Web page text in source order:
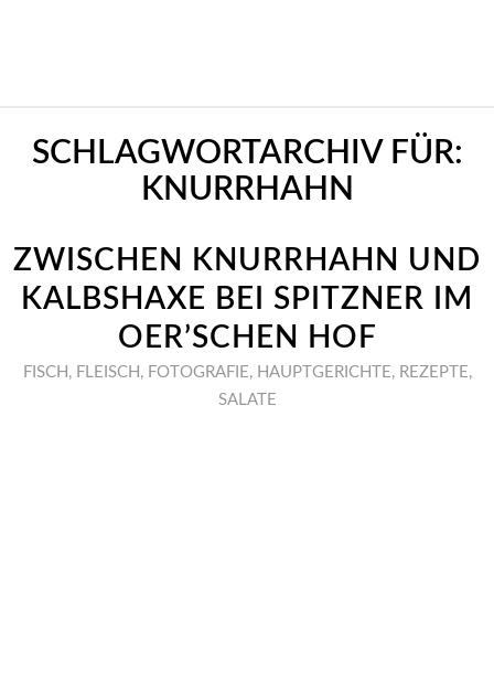
SCHLAGWORTARCHIV FÜR:
KNURRHAHN
ZWISCHEN KNURRHAHN UND
KALBSHAXE BEI SPITZNER IM
OER’SCHEN HOF
FISCH , FLEISCH , FOTOGRAFIE, HAUPTGERICHTE, REZEPTE,
SALATE